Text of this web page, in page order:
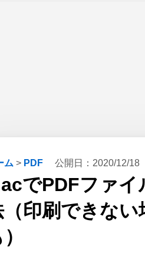
ム > PDF 公開日： 2020/12/18
でPDFファイ
（印刷できない